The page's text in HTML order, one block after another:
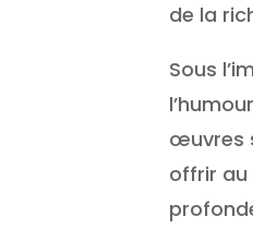
de la
Sous
œuvres
offrir au